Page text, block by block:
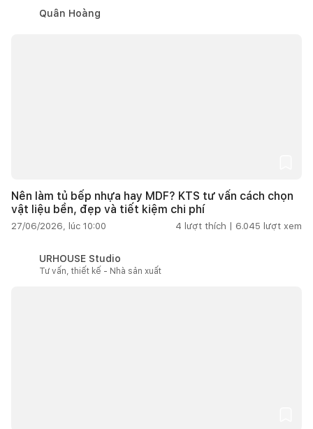
Quân Hoàng
Nên làm tủ bếp nhựa hay MDF? KTS tư vấn cách chọn
vật liệu bền, đẹp và tiết kiệm chi phí
27/06/2026, lúc 10:00 4 lượt thích | 6.045 lượt xem
URHOUSE Studio
Tư vấn, thiết kế - Nhà sản xuất